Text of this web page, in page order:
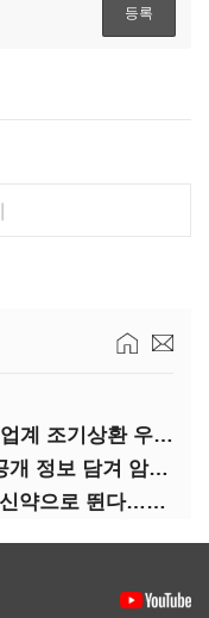
"관광기금 상향 소식에 카지노 업계 조기상환 우려"
모두의 창업 플랫폼, API에 비공개 정보 담겨 암호키까지 새나갔다
(내일의 거인들)진단으로 쌓고 신약으로 뛴다…세니젠의 대전환